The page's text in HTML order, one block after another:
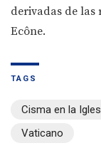
derivadas de las
Ecône.
TAGS
Cisma en la
Vaticano